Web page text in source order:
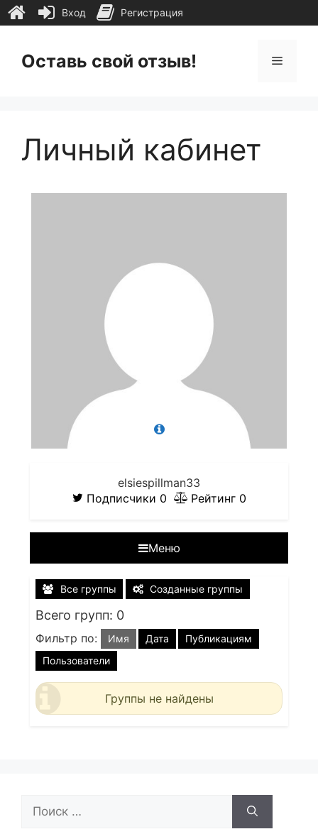
содержимому
Оставь свой отзыв! Меню
Личный кабинет
elsiespillman33
Подписчики 0 Рейтинг 0
Меню
Все группы Созданные группы
Всего групп: 0
Фильтр по: Имя Дата
Публикациям
Пользователи
Группы не найдены
Вход Регистрация